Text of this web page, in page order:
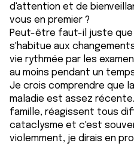
d'attention et de
vous en premier ?
Peut-être faut-il juste
s'habitue aux
vie rythmée par les
au moins pendant un
Je crois comprendre que
maladie est assez
famille, réagissent tous
cataclysme et c'est
violemment, je dirais en